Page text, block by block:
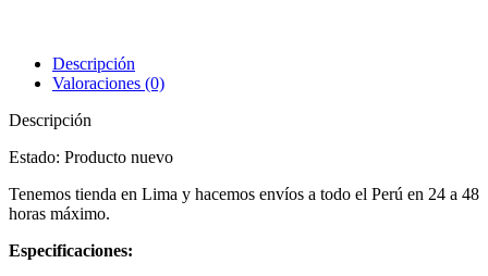
Descripción
Valoraciones (0)
Descripción
Estado: Producto nuevo
Tenemos tienda en Lima y hacemos envíos a todo el Perú en 24 a 48
horas máximo.
Especificaciones: